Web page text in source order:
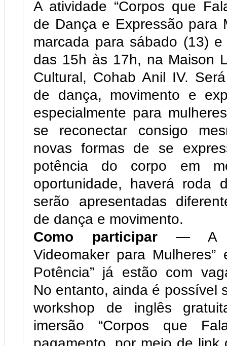
A atividade “Corpos que
de Dança e Expressão para
marcada para sábado (13)
das 15h às 17h, na Maison
Cultural, Cohab Anil IV.
de dança, movimento e
especialmente para
se reconectar consigo
novas formas de se
potência do corpo em
oportunidade, haverá roda
serão apresentadas
de dança e movimento.
Como participar— A
Videomaker para Mulheres”
Potência” já estão com
No entanto, ainda é possível
workshop de inglês
imersão “Corpos que